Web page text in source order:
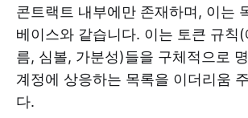
콘트랙트 내부에만 존재하며, 이는
베이스와 같습니다. 이는 토큰 규칙
름, 심볼, 가분성)들을 구체적으로
계정에 상응하는 목록을 이더리움
다.